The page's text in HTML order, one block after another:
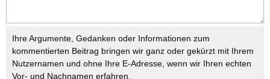
Ihre Argumente, Gedanken oder Informationen zum
kommentierten Beitrag bringen wir ganz oder gekürzt mit Ihrem
Nutzernamen und ohne Ihre E-Adresse, wenn wir Ihren echten
Vor- und Nachnamen erfahren.